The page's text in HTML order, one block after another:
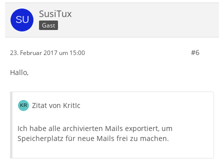
SusiTux
Gast
23. Februar 2017 um 15:00 #6
Hallo,
Zitat von KritIc
Ich habe alle archivierten Mails exportiert, um
Speicherplatz für neue Mails frei zu machen.